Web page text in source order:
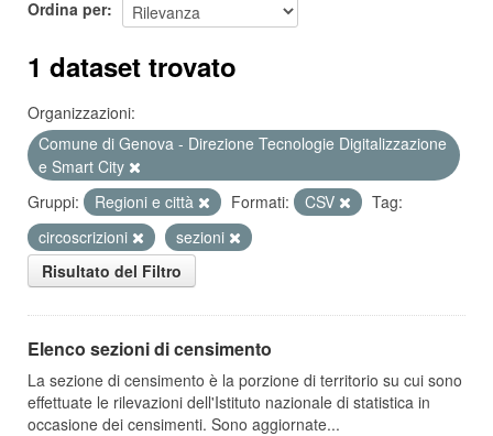
Ordina per
1 dataset trovato
Organizzazioni:
Comune di Genova - Direzione Tecnologie Digitalizzazione
e Smart City
Gruppi:
Regioni e città Formati: CSV
Tag:
circoscrizioni
sezioni
Risultato del Filtro
Elenco sezioni di censimento
La sezione di censimento è la porzione di territorio su cui sono
effettuate le rilevazioni dell'Istituto nazionale di statistica in
occasione dei censimenti. Sono aggiornate...